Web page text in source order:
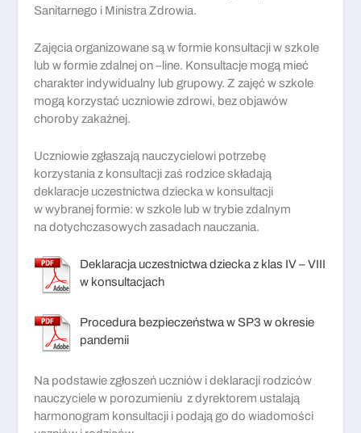
Sanitarnego i Ministra Zdrowia.
Zajęcia organizowane są w formie konsultacji w szkole
lub w formie zdalnej on –line. Konsultacje mogą mieć
charakter indywidualny lub grupowy. Z zajęć w szkole
mogą korzystać uczniowie zdrowi, bez objawów
choroby zakaźnej.
Uczniowie zgłaszają nauczycielowi potrzebę
korzystania z konsultacji zaś rodzice składają
deklaracje uczestnictwa dziecka w konsultacji
w wybranej formie: w szkole lub w trybie zdalnym
na dotychczasowych zasadach nauczania.
Deklaracja uczestnictwa dziecka z klas IV – VIII
w konsultacjach
Procedura bezpieczeństwa w SP3 w okresie
pandemii
Na podstawie zgłoszeń uczniów i deklaracji rodziców
nauczyciele w porozumieniu z dyrektorem ustalają
harmonogram konsultacji i podają go do wiadomości